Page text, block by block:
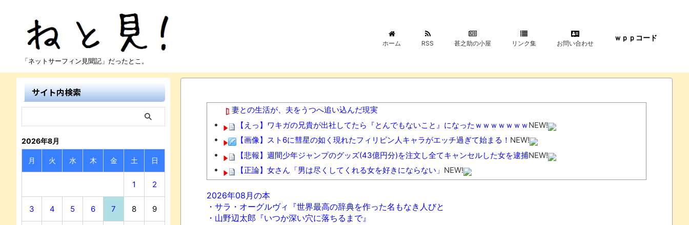
「ネットサーフィン見聞記」だったとこ。
ホーム RSS 甚之助の小屋 リンク集 お問い合わせ
ｗｐｐコード
妻との生活が、夫をうつへ追い込んだ現実
【えっ】ワキガの兄貴が出社してたら『とんでもないこと』になったｗｗｗｗｗｗｗNEW!
【画像】スト6に彗星の如く現れたフィリピン人キャラがエッチ過ぎて始まる！ NEW!
【悲報】週間少年ジャンプのグッズ(43億円分)を注文し全てキャンセルした女を逮捕NEW!
【正論】女さん「男は尽くしてくれる女を好きにならない」 NEW!
【動画】ロシアの空挺兵、パラシュートが開かずに墜落してしまう。
参政党・神谷代表、食料品消費減税を「天下の愚策だ」と痛烈批判！
2026年08月の本
・サラ・オーグルヴィ『世界最高の辞典を作った名もなき人びと
・山野辺太郎『いつか深い穴に落ちるまで』
サイト内検索
2026年8月
月 火 水 木 金 土 日
1 2
3 4 5 6 7 8 9